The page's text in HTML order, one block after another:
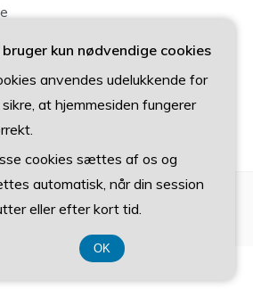
2022
374 077 39
bruger kun nødvendige cookies
anvendes udelukkende for
at hjemmesiden fungerer
cookies sættes af os og
automatisk, når din session
eller efter kort tid.
OK